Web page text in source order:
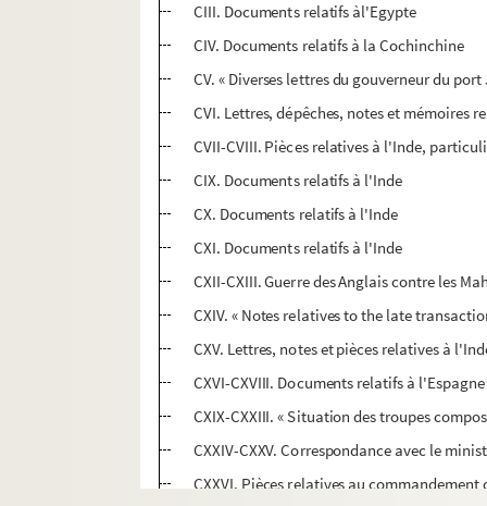
CIII. Documents relatifs àl'Egypte
CIV. Documents relatifs à la Cochinchine
CV. « Diverses lettres du gouverneur du
CVI. Lettres, dépêches, notes et mémoires
CVII-CVIII. Pièces relatives à l'Inde,
CIX. Documents relatifs à l'Inde
CX. Documents relatifs à l'Inde
CXI. Documents relatifs à l'Inde
CXII-CXIII. Guerre des Anglais contre les
CXIV. « Notes relatives to the late
CXV. Lettres, notes et pièces relatives à
CXVI-CXVIII. Documents relatifs à l'Espagne
CXIX-CXXIII. « Situation des troupes
CXXIV-CXXV. Correspondance avec le
CXXVI. Pièces relatives au